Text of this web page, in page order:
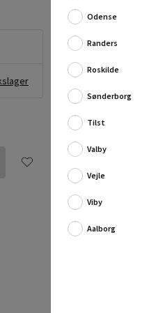
Længde: 150 mm
Spids:
Odense
Randers
Roskilde
Sønderborg
Tilst
Valby
Vejle
Viby
Aalborg